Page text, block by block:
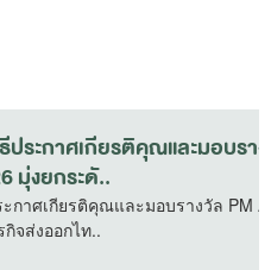
ยรติคุณและมอบรางวัล
..
คุณและมอบรางวัล PM Award
..